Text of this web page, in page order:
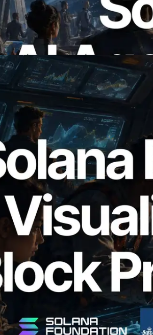
요한 API에 온디맨드로 결
Solana 블록 애널라
단위 블록 생성 시간과
각화